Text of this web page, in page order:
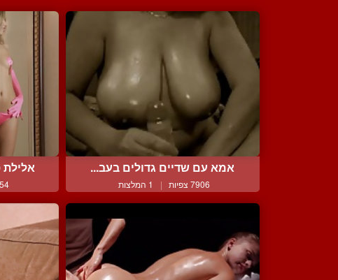
אמא עם שדיים גדולים בעב...
7906 צפיות | 1 המלצות